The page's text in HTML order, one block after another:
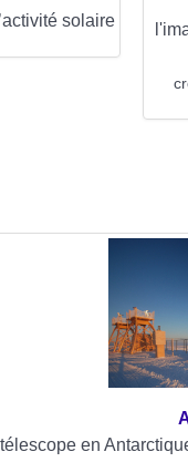
solaire
en